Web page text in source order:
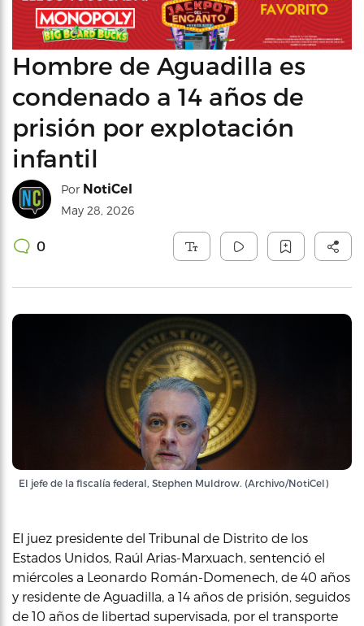
Hombre de Aguadilla es
condenado a 14 años de
prisión por explotación
infantil
Por NotiCel
May 28, 2026
0
El jefe de la fiscalía federal, Stephen Muldrow. (Archivo/NotiCel)
El juez presidente del Tribunal de Distrito de los
Estados Unidos, Raúl Arias-Marxuach, sentenció el
miércoles a Leonardo Román-Domenech, de 40 años
y residente de Aguadilla, a 14 años de prisión, seguidos
de 10 años de libertad supervisada, por el transporte